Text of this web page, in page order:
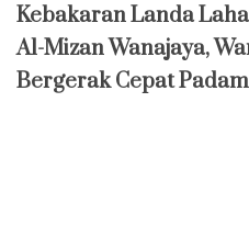
Kebakaran Landa
Al-Mizan Wanajaya,
Bergerak Cepat